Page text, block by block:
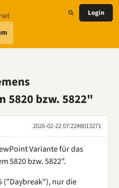
Login
5820 bzw. 5822"
2026-02-22 07:22#8013271
Variante für das
5820 bzw. 5822".
("Daybreak"), nur die